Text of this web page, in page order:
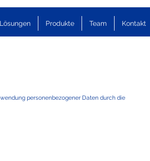
Lösungen Produkte Team Kontakt
personenbezogener Daten durch die